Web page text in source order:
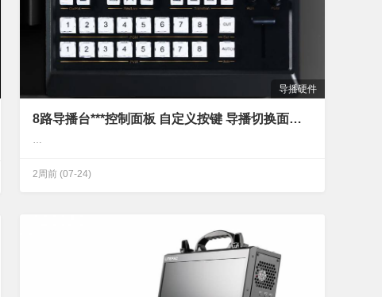
导播硬件
8路导播台***控制面板 自定义按键 导播切换面板 vMix软件专用
…
2周前 (07-24)